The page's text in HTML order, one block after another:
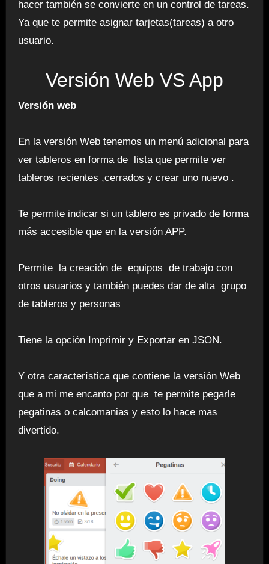
hacer también se convierte en un control de tareas.
Ya que te permite asignar tarjetas(tareas) a otro
usuario.
Versión Web VS App
Versión web
En la versión Web tenemos un menú adicional para
ver tableros en forma de lista que permite ver
tableros recientes ,cerrados y crear uno nuevo .
Te permite indicar si un tablero es privado de forma
más accesible que en la versión APP.
Permite la creación de equipos de trabajo con
otros usuarios y también puedes dar de alta grupo
de tableros y personas
Tiene la opción Imprimir y Exportar en JSON.
Y otra característica que contiene la versión Web
que a mi me encanto por que te permite pegarle
pegatinas o calcomanias y esto lo hace mas
divertido.